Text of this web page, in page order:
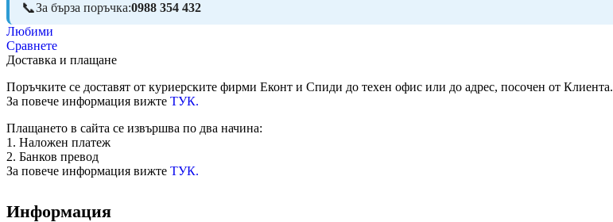
За бърза поръчка:0988 354 432
Любими
Сравнете
Доставка и плащане
Поръчките се доставят от куриерските фирми Еконт и Спиди до техен офис или до адрес, посочен от Клиента.
За повече информация вижте ТУК.
Плащането в сайта се извършва по два начина:
1. Наложен платеж
2. Банков превод
За повече информация вижте ТУК.
Информация